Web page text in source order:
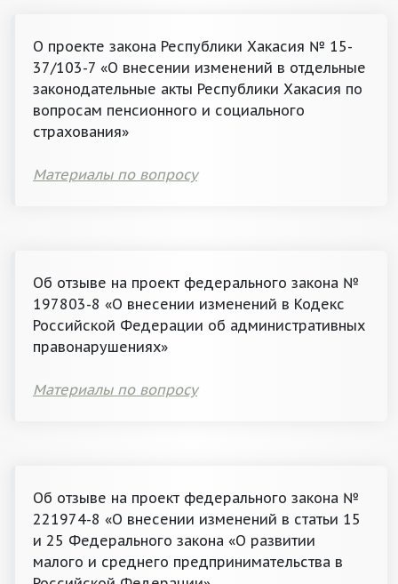
О проекте закона Республики Хакасия № 15-
37/103-7 «О внесении изменений в отдельные
законодательные акты Республики Хакасия по
вопросам пенсионного и социального
страхования»
Материалы по вопросу
Об отзыве на проект федерального закона №
197803-8 «О внесении изменений в Кодекс
Российской Федерации об административных
правонарушениях»
Материалы по вопросу
Об отзыве на проект федерального закона №
221974-8 «О внесении изменений в статьи 15
и 25 Федерального закона «О развитии
малого и среднего предпринимательства в